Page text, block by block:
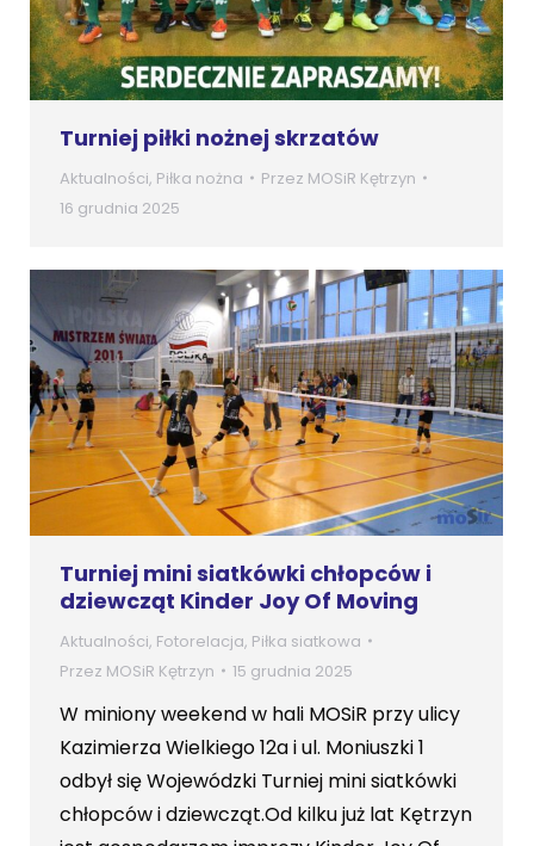
Turniej piłki nożnej skrzatów
Aktualności, Piłka nożna Przez MOSiR Kętrzyn
16 grudnia 2025
Turniej mini siatkówki chłopców i
dziewcząt Kinder Joy Of Moving
Aktualności, Fotorelacja, Piłka siatkowa
Przez MOSiR Kętrzyn 15 grudnia 2025
W miniony weekend w hali MOSiR przy ulicy
Kazimierza Wielkiego 12a i ul. Moniuszki 1
odbył się Wojewódzki Turniej mini siatkówki
chłopców i dziewcząt.Od kilku już lat Kętrzyn